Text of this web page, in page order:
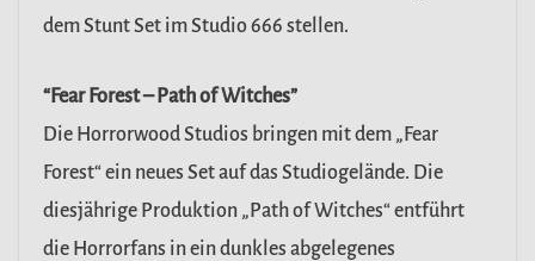
dem Stunt Set im Studio 666 stellen.
“Fear Forest – Path of Witches”
Die Horrorwood Studios bringen mit dem „Fear
Forest“ ein neues Set auf das Studiogelände. Die
diesjährige Produktion „Path of Witches“ entführt
die Horrorfans in ein dunkles abgelegenes